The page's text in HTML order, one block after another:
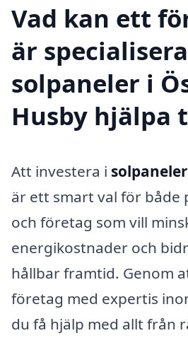
Vad kan ett
är
solpaneler i
Husby hjälpa
Att investera i
är ett smart val för både
och företag som vill
energikostnader och
hållbar framtid. Genom
företag med expertis
du få hjälp med allt från